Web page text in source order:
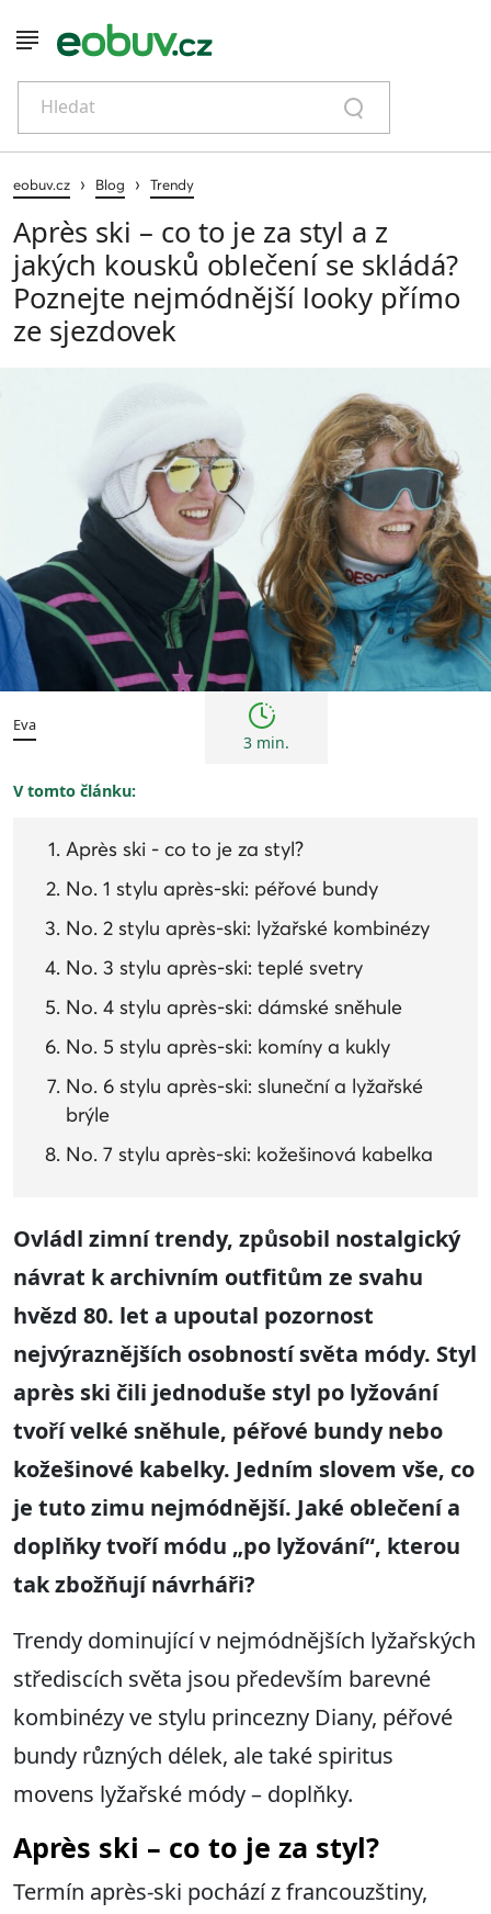
Hledat
eobuv.cz › Blog › Trendy
Après ski – co to je za styl a z
jakých kousků oblečení se skládá?
Poznejte nejmódnější looky přímo
ze sjezdovek
Trendy
Eva
3 min.
V tomto článku:
Après ski - co to je za styl?
No. 1 stylu après-ski: péřové bundy
No. 2 stylu après-ski: lyžařské kombinézy
No. 3 stylu après-ski: teplé svetry
No. 4 stylu après-ski: dámské sněhule
No. 5 stylu après-ski: komíny a kukly
No. 6 stylu après-ski: sluneční a lyžařské
brýle
No. 7 stylu après-ski: kožešinová kabelka
Ovládl zimní trendy, způsobil nostalgický
návrat k archivním outfitům ze svahu
hvězd 80. let a upoutal pozornost
nejvýraznějších osobností světa módy. Styl
après ski čili jednoduše styl po lyžování
tvoří velké sněhule, péřové bundy nebo
kožešinové kabelky. Jedním slovem vše, co
je tuto zimu nejmódnější. Jaké oblečení a
doplňky tvoří módu „po lyžování“, kterou
tak zbožňují návrháři?
Trendy dominující v nejmódnějších lyžařských
střediscích světa jsou především barevné
kombinézy ve stylu princezny Diany, péřové
bundy různých délek, ale také spiritus
movens lyžařské módy – doplňky.
Après ski – co to je za styl?
Termín après-ski pochází z francouzštiny,